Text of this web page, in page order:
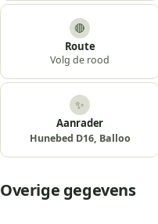
🔴
Route
Volg de rood
✨
Aanrader
Hunebed D16, Balloo
Overige gegevens